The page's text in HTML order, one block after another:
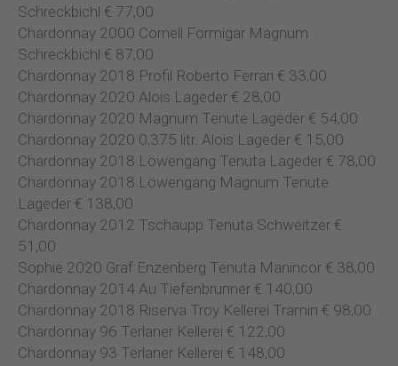
Schreckbichl € 77,00
Chardonnay 2000 Cornell Formigar Magnum
Schreckbichl € 87,00
Chardonnay 2018 Profil Roberto Ferrari € 33,00
Chardonnay 2020 Alois Lageder € 28,00
Chardonnay 2020 Magnum Tenute Lageder € 54,00
Chardonnay 2020 0,375 litr. Alois Lageder € 15,00
Chardonnay 2018 Löwengang Tenuta Lageder € 78,00
Chardonnay 2018 Löwengang Magnum Tenute
Lageder € 138,00
Chardonnay 2012 Tschaupp Tenuta Schweitzer €
51,00
Sophie 2020 Graf Enzenberg Tenuta Manincor € 38,00
Chardonnay 2014 Au Tiefenbrunner € 140,00
Chardonnay 2018 Riserva Troy Kellerei Tramin € 98,00
Chardonnay 96 Terlaner Kellerei € 122,00
Chardonnay 93 Terlaner Kellerei € 148,00